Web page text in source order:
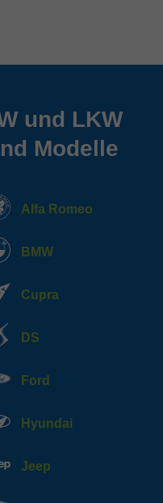
und LKW
Modelle
Alfa Romeo
BMW
Cupra
DS
Ford
Hyundai
Jeep